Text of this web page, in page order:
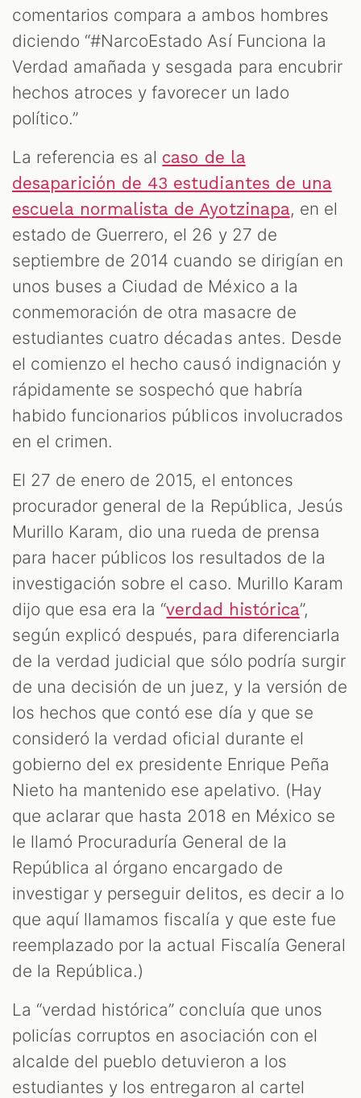
comentarios compara a ambos hombres
diciendo “#NarcoEstado Así Funciona la
Verdad amañada y sesgada para encubrir
hechos atroces y favorecer un lado
político.”
La referencia es al caso de la
desaparición de 43 estudiantes de una
escuela normalista de Ayotzinapa, en el
estado de Guerrero, el 26 y 27 de
septiembre de 2014 cuando se dirigían en
unos buses a Ciudad de México a la
conmemoración de otra masacre de
estudiantes cuatro décadas antes. Desde
el comienzo el hecho causó indignación y
rápidamente se sospechó que habría
habido funcionarios públicos involucrados
en el crimen.
El 27 de enero de 2015, el entonces
procurador general de la República, Jesús
Murillo Karam, dio una rueda de prensa
para hacer públicos los resultados de la
investigación sobre el caso. Murillo Karam
dijo que esa era la “verdad histórica”,
según explicó después, para diferenciarla
de la verdad judicial que sólo podría surgir
de una decisión de un juez, y la versión de
los hechos que contó ese día y que se
consideró la verdad oficial durante el
gobierno del ex presidente Enrique Peña
Nieto ha mantenido ese apelativo. (Hay
que aclarar que hasta 2018 en México se
le llamó Procuraduría General de la
República al órgano encargado de
investigar y perseguir delitos, es decir a lo
que aquí llamamos fiscalía y que este fue
reemplazado por la actual Fiscalía General
de la República.)
La “verdad histórica” concluía que unos
policías corruptos en asociación con el
alcalde del pueblo detuvieron a los
estudiantes y los entregaron al cartel